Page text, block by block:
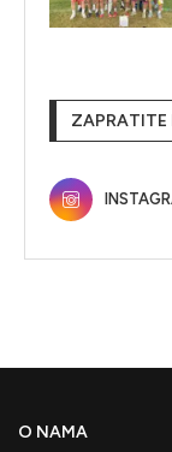
ZAPRATITE
O NAMA